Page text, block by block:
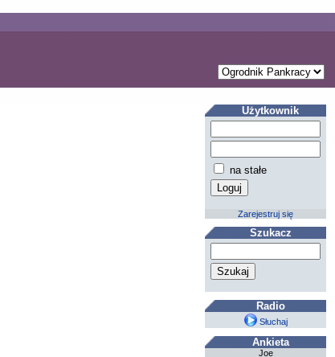
Użytkownik
na stałe
Zarejestruj się
Szukacz
Radio
Słuchaj
Ankieta
Joe